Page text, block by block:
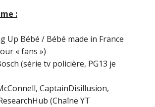
:
Up Bébé / Bébé made in France
« fans »)
(série tv policière, PG13 je
CaptainDisillusion,
(Chaîne YT